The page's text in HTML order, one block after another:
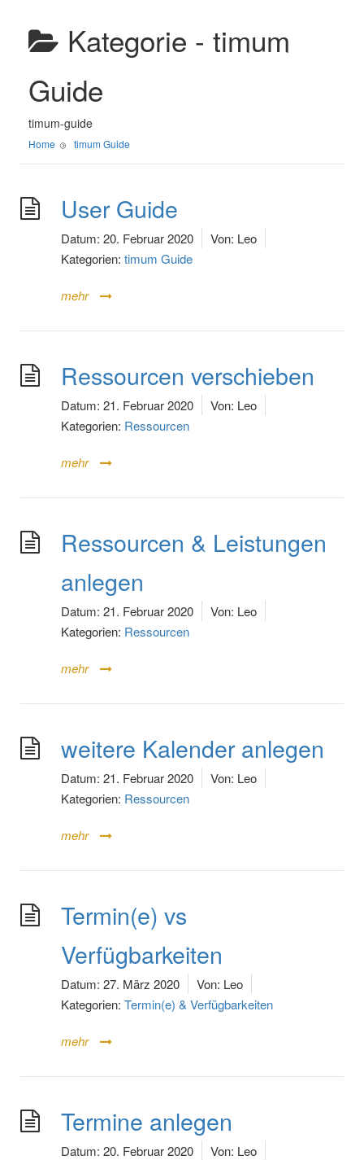
Kategorie - timum
Guide
timum-guide
Home timum Guide
User Guide
Datum: 20. Februar 2020 Von: Leo
Kategorien: timum Guide
mehr
Ressourcen verschieben
Datum: 21. Februar 2020 Von: Leo
Kategorien: Ressourcen
mehr
Ressourcen & Leistungen
anlegen
Datum: 21. Februar 2020 Von: Leo
Kategorien: Ressourcen
mehr
weitere Kalender anlegen
Datum: 21. Februar 2020 Von: Leo
Kategorien: Ressourcen
mehr
Termin(e) vs
Verfügbarkeiten
Datum: 27. März 2020 Von: Leo
Kategorien: Termin(e) & Verfügbarkeiten
mehr
Termine anlegen
Datum: 20. Februar 2020 Von: Leo